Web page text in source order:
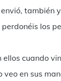
también
los
cuando
veo en sus